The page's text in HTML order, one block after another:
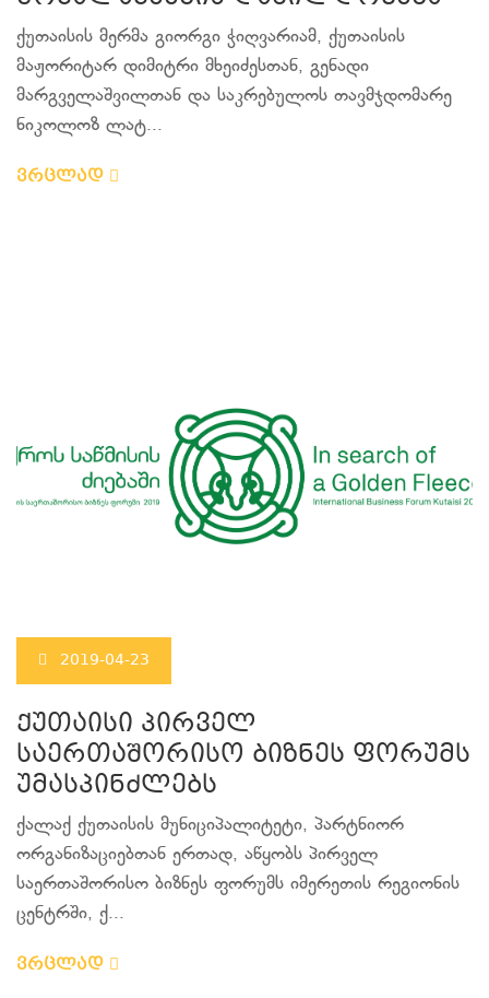
ქუთაისის მერმა გიორგი ჭიღვარიამ, ქუთაისის
მაჟორიტარ დიმიტრი მხეიძესთან, გენადი
მარგველაშვილთან და საკრებულოს თავმჯდომარე
ნიკოლოზ ლატ...
ვრცლად
2019-04-23
ქუთაისი პირველ
საერთაშორისო ბიზნეს ფორუმს
უმასპინძლებს
ქალაქ ქუთაისის მუნიციპალიტეტი, პარტნიორ
ორგანიზაციებთან ერთად, აწყობს პირველ
საერთაშორისო ბიზნეს ფორუმს იმერეთის რეგიონის
ცენტრში, ქ...
ვრცლად